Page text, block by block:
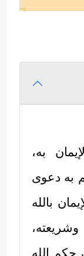
به،
به دعوى
بالله
وشريعته،
الله